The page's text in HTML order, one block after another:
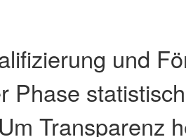
und
Phase
Transparenz